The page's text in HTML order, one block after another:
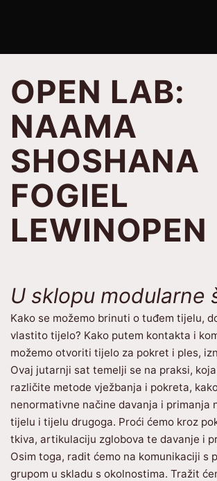
OPEN LAB:
NAAMA
SHOSHANA
FOGIEL
LEWINOPEN
U sklopu modularne
Kako se možemo brinuti o tuđem tijelu,
vlastito tijelo? Kako putem kontakta i
možemo otvoriti tijelo za pokret i ples,
Ovaj jutarnji sat temelji se na praksi,
različite metode vježbanja i pokreta,
nenormativne načine davanja i primanja
tijelu i tijelu drugoga. Proći ćemo kroz
tkiva, artikulaciju zglobova te davanje i
Osim toga, radit ćemo na komunikaciji s
grupom u skladu s okolnostima. Tražit